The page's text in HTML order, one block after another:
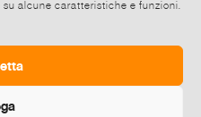
alcune caratteristiche e funzioni.
inoltre all’esplorazione
visivo concettuale
carica simbolica.